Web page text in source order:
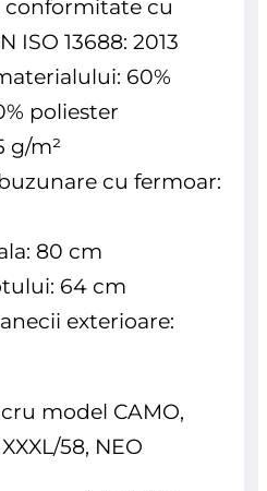
conformitate cu
ISO 13688: 2013
60%
poliester
g/m²
cu fermoar:
80 cm
64 cm
exterioare: